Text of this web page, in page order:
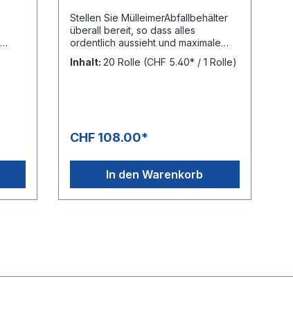
Stellen Sie MülleimerAbfallbehälter
überall bereit, so dass alles
ordentlich aussieht und maximale
Hygiene gewährleistet ist – mit
unseren TORK 5 l
was für reibungslose Wartungs- und
VerschlusslösungBodenfaltung
reduziert ausserdem das Risiko von
Sie sich überdies für Nachhaltigkeit.
Inhalt: 20 Rolle (CHF 5.40* / 1 Rolle)
CHF 108.00*
In den Warenkorb